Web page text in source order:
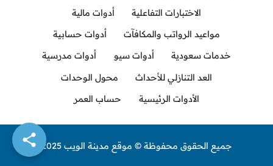
الاختبارات التفاعلية
أدوات مالية
مواعيد الرواتب والمكافآت
أدوات حسابية
خدمات سعودية
أدوات سيو
أدوات مدرسية
العد التنازلي للأحداث
محول الوحدات
الأدوات الرئيسية
حساب العمر
جميع الحقوق محفوظة © موقع مدينة الويب 2025